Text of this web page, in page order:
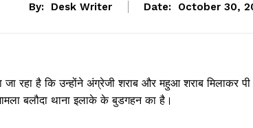
By: Desk Writer Date: October 30,
जा रहा है कि उन्होंने अंग्रेजी शराब और महुआ शराब मिलाकर
बलौदा थाना इलाके के बुडगहन का है।